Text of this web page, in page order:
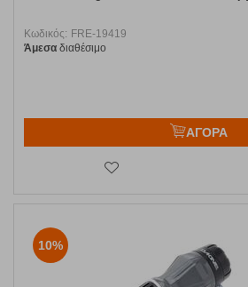
Κωδικός: FRE-19419
Άμεσα διαθέσιμο
ΑΓΟΡΑ
10%